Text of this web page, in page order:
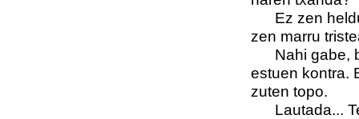
Ez zen
zen marru
Nahi gabe,
estuen kontra.
zuten topo.
Lautada...